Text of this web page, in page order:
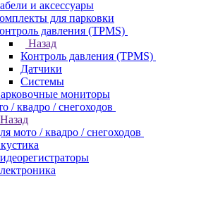
и аксессуары
для парковки
давления (TPMS)
Назад
Контроль давления (TPMS)
Датчики
Системы
мониторы
/ квадро / снегоходов
Назад
мото / квадро / снегоходов